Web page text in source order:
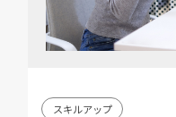
スキルアップ